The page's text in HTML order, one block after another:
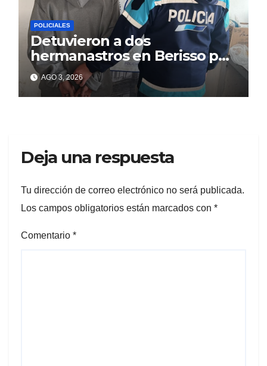
POLICIALES
Detuvieron a dos
hermanastros en Berisso por
matar a puñaladas a un
tatuador
AGO 3, 2026
Deja una respuesta
Tu dirección de correo electrónico no será publicada.
Los campos obligatorios están marcados con *
Comentario *